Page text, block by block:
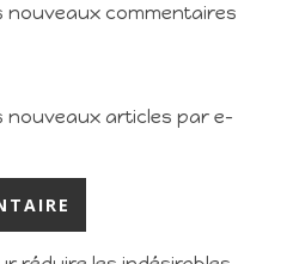
nouveaux commentaires
nouveaux articles par e-